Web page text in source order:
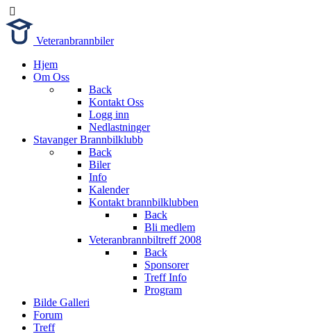
Veteranbrannbiler
Hjem
Om Oss
Back
Kontakt Oss
Logg inn
Nedlastninger
Stavanger Brannbilklubb
Back
Biler
Info
Kalender
Kontakt brannbilklubben
Back
Bli medlem
Veteranbrannbiltreff 2008
Back
Sponsorer
Treff Info
Program
Bilde Galleri
Forum
Treff